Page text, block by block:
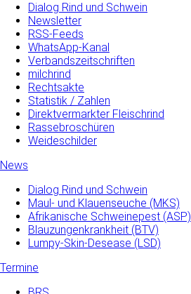
Dialog Rind und Schwein
Newsletter
RSS-Feeds
WhatsApp-Kanal
Verbandszeitschriften
milchrind
Rechtsakte
Statistik / Zahlen
Direktvermarkter Fleischrind
Rassebroschüren
Weideschilder
News
Dialog Rind und Schwein
Maul- und­ Klauenseuche­ (MKS)
Afrikanische Schweinepest (ASP)
Blauzungenkrankheit (BTV)
Lumpy-Skin-Desease (LSD)
Termine